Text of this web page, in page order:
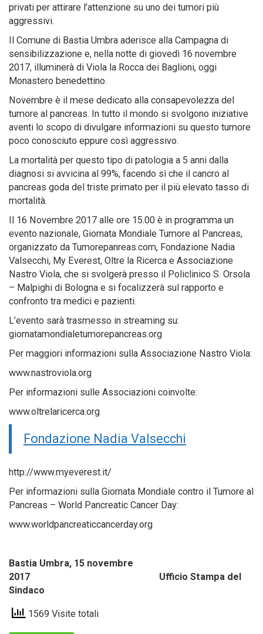
privati per attirare l’attenzione su uno dei tumori più
aggressivi.
Il Comune di Bastia Umbra aderisce alla Campagna di
sensibilizzazione e, nella notte di giovedì 16 novembre
2017, illuminerà di Viola la Rocca dei Baglioni, oggi
Monastero benedettino.
Novembre è il mese dedicato alla consapevolezza del
tumore al pancreas. In tutto il mondo si svolgono iniziative
aventi lo scopo di divulgare informazioni su questo tumore
poco conosciuto eppure così aggressivo.
La mortalità per questo tipo di patologia a 5 anni dalla
diagnosi si avvicina al 99%, facendo sì che il cancro al
pancreas goda del triste primato per il più elevato tasso di
mortalità.
Il 16 Novembre 2017 alle ore 15.00 è in programma un
evento nazionale, Giornata Mondiale Tumore al Pancreas,
organizzato da Tumorepanreas.com, Fondazione Nadia
Valsecchi, My Everest, Oltre la Ricerca e Associazione
Nastro Viola, che si svolgerà presso il Policlinico S. Orsola
– Malpighi di Bologna e si focalizzerà sul rapporto e
confronto tra medici e pazienti.
L’evento sarà trasmesso in streaming su:
giornatamondialetumorepancreas.org
Per maggiori informazioni sulla Associazione Nastro Viola:
www.nastroviola.org
Per informazioni sulle Associazioni coinvolte:
www.oltrelaricerca.org
Fondazione Nadia Valsecchi
http://www.myeverest.it/
Per informazioni sulla Giornata Mondiale contro il Tumore al
Pancreas – World Pancreatic Cancer Day:
www.worldpancreaticcancerday.org
Bastia Umbra, 15 novembre
2017 Ufficio Stampa del
Sindaco
1569 Visite totali